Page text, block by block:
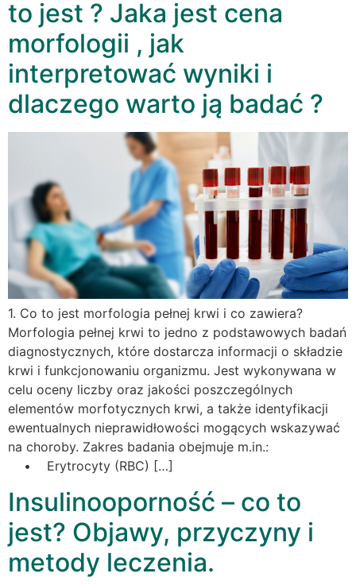
to jest ? Jaka jest cena
morfologii , jak
interpretować wyniki i
dlaczego warto ją badać ?
1. Co to jest morfologia pełnej krwi i co zawiera?
Morfologia pełnej krwi to jedno z podstawowych badań
diagnostycznych, które dostarcza informacji o składzie
krwi i funkcjonowaniu organizmu. Jest wykonywana w
celu oceny liczby oraz jakości poszczególnych
elementów morfotycznych krwi, a także identyfikacji
ewentualnych nieprawidłowości mogących wskazywać
na choroby. Zakres badania obejmuje m.in.:
• Erytrocyty (RBC) […]
Insulinooporność – co to
jest? Objawy, przyczyny i
metody leczenia.